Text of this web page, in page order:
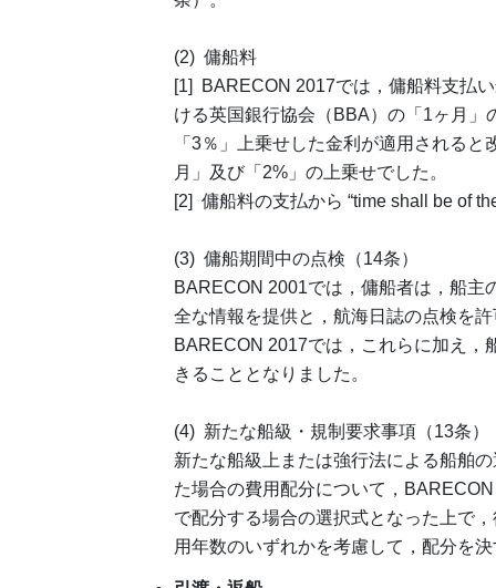
(2) 傭船料
[1] BARECON 2017では，傭船料支払
ける英国銀行協会（BBA）の「1ヶ月
「3％」上乗せした金利が適用される
月」及び「2%」の上乗せでした。
[2] 傭船料の支払から “time shall be of
(3) 傭船期間中の点検（14条）
BARECON 2001では，傭船者は，船主
全な情報を提供と，航海日誌の点検を
BARECON 2017では，これらに加え，
きることとなりました。
(4) 新たな船級・規制要求事項（13条）
新たな船級上または強行法による船舶
た場合の費用配分について，
で配分する場合の選択式となった上で
用年数のいずれかを考慮して，配分を